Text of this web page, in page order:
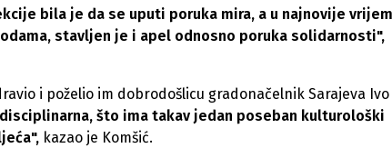
bila je da se uputi poruka mira, a u najnovije
stavljen je i apel odnosno poruka solidarnosti",
i poželio im dobrodošlicu gradonačelnik Sarajeva Ivo
što ima takav jedan poseban kulturološki
kazao je Komšić.